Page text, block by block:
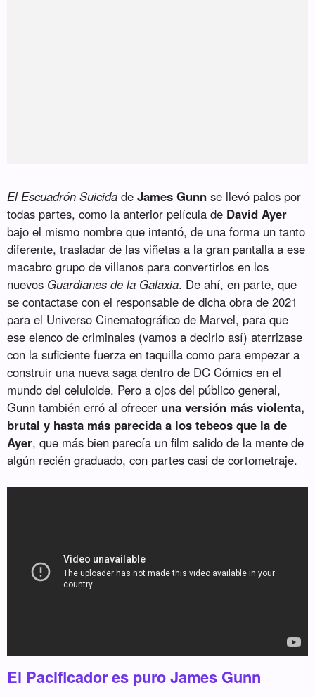
El Escuadrón Suicida deJames Gunn se llevó palos por
todas partes, como la anterior película de David Ayer
bajo el mismo nombre que intentó, de una forma un tanto
diferente, trasladar de las viñetas a la gran pantalla a ese
macabro grupo de villanos para convertirlos en los
nuevos Guardianes de la Galaxia. De ahí, en parte, que
se contactase con el responsable de dicha obra de 2021
para el Universo Cinematográfico de Marvel, para que
ese elenco de criminales (vamos a decirlo así) aterrizase
con la suficiente fuerza en taquilla como para empezar a
construir una nueva saga dentro de DC Cómics en el
mundo del celuloide. Pero a ojos del público general,
Gunn también erró al ofrecer una versión más violenta,
brutal y hasta más parecida a los tebeos que la de
Ayer, que más bien parecía un film salido de la mente de
algún recién graduado, con partes casi de cortometraje.
El Pacificador es puro James Gunn